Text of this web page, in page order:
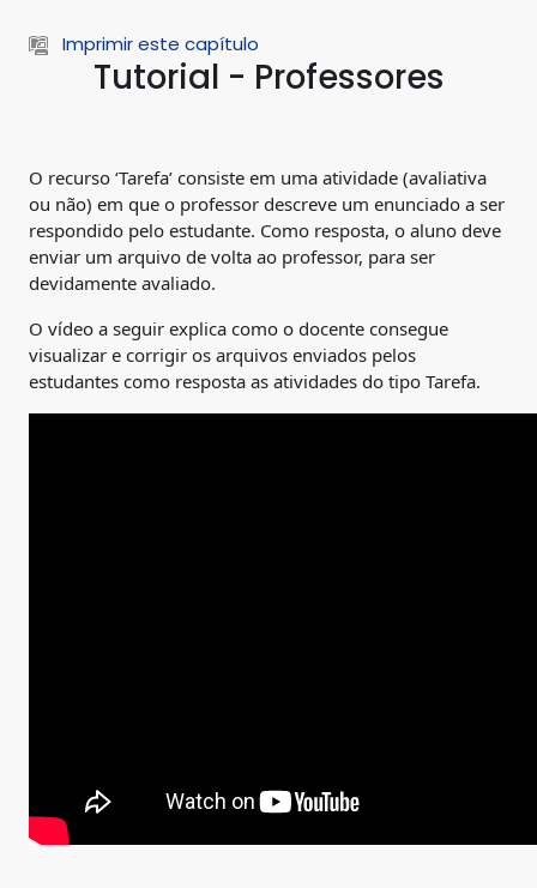
Imprimir este capítulo
Tutorial - Professores
O recurso ‘Tarefa’ consiste em uma atividade (avaliativa
ou não) em que o professor descreve um enunciado a ser
respondido pelo estudante. Como resposta, o aluno deve
enviar um arquivo de volta ao professor, para ser
devidamente avaliado.
O vídeo a seguir explica como o docente consegue
visualizar e corrigir os arquivos enviados pelos
estudantes como resposta as atividades do tipo Tarefa.